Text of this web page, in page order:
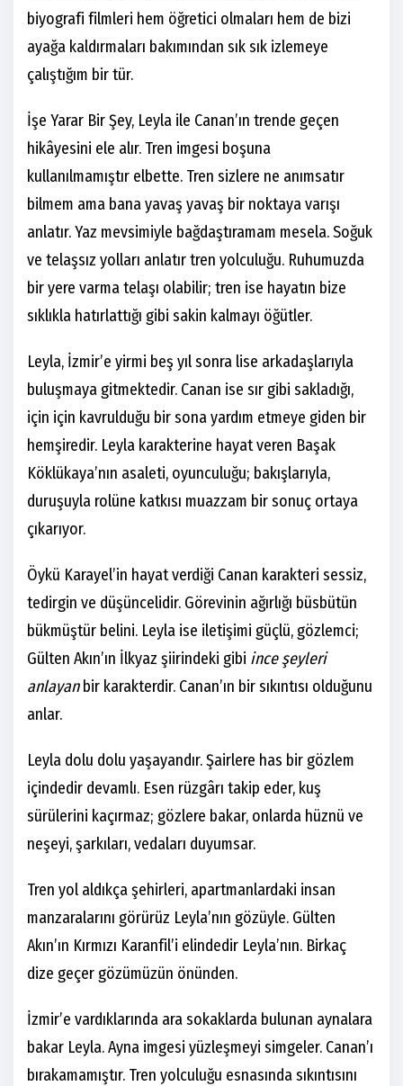
biyografi filmleri hem öğretici olmaları hem de bizi
ayağa kaldırmaları bakımından sık sık izlemeye
çalıştığım bir tür.
İşe Yarar Bir Şey, Leyla ile Canan’ın trende geçen
hikâyesini ele alır. Tren imgesi boşuna
kullanılmamıştır elbette. Tren sizlere ne anımsatır
bilmem ama bana yavaş yavaş bir noktaya varışı
anlatır. Yaz mevsimiyle bağdaştıramam mesela. Soğuk
ve telaşsız yolları anlatır tren yolculuğu. Ruhumuzda
bir yere varma telaşı olabilir; tren ise hayatın bize
sıklıkla hatırlattığı gibi sakin kalmayı öğütler.
Leyla, İzmir’e yirmi beş yıl sonra lise arkadaşlarıyla
buluşmaya gitmektedir. Canan ise sır gibi sakladığı,
için için kavrulduğu bir sona yardım etmeye giden bir
hemşiredir. Leyla karakterine hayat veren Başak
Köklükaya’nın asaleti, oyunculuğu; bakışlarıyla,
duruşuyla rolüne katkısı muazzam bir sonuç ortaya
çıkarıyor.
Öykü Karayel’in hayat verdiği Canan karakteri sessiz,
tedirgin ve düşüncelidir. Görevinin ağırlığı büsbütün
bükmüştür belini. Leyla ise iletişimi güçlü, gözlemci;
Gülten Akın’ın İlkyaz şiirindeki gibi ince şeyleri
anlayanbir karakterdir. Canan’ın bir sıkıntısı olduğunu
anlar.
Leyla dolu dolu yaşayandır. Şairlere has bir gözlem
içindedir devamlı. Esen rüzgârı takip eder, kuş
sürülerini kaçırmaz; gözlere bakar, onlarda hüznü ve
neşeyi, şarkıları, vedaları duyumsar.
Tren yol aldıkça şehirleri, apartmanlardaki insan
manzaralarını görürüz Leyla’nın gözüyle. Gülten
Akın’ın Kırmızı Karanfil’i elindedir Leyla’nın. Birkaç
dize geçer gözümüzün önünden.
İzmir’e vardıklarında ara sokaklarda bulunan aynalara
bakar Leyla. Ayna imgesi yüzleşmeyi simgeler. Canan’ı
bırakamamıştır. Tren yolculuğu esnasında sıkıntısını